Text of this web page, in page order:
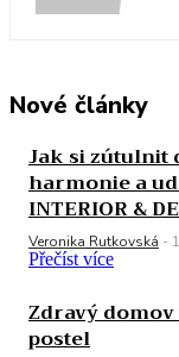
Nové články
Jak si zútulnit
harmonie a
INTERIOR &
Veronika Rutkovská -
Přečíst více
Zdravý
postel